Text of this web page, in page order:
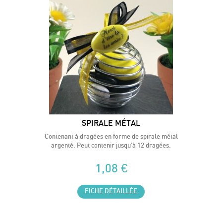
SPIRALE MÉTAL
Contenant à dragées en forme de spirale métal
argenté. Peut contenir jusqu'à 12 dragées.
1,08 €
FICHE DÉTAILLÉE